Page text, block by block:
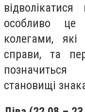
особливо це
колегами,
справи, та
становищі